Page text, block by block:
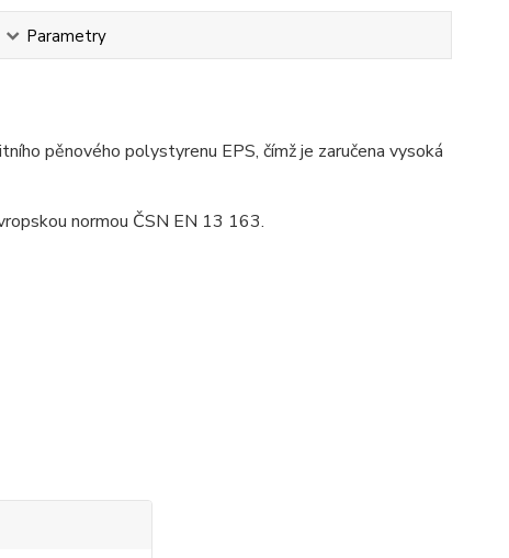
Parametry
pěnového polystyrenu EPS, čímž je zaručena vysoká
normou ČSN EN 13 163.